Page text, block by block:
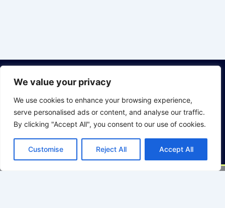
We value your privacy
We use cookies to enhance your browsing experience,
serve personalised ads or content, and analyse our traffic.
By clicking "Accept All", you consent to our use of cookies.
Customise Reject All Accept All
Om Oss
Bedriftsmedlemskap
Vilkår
Kundeservice
Ofte stilte
sporsmäl
Våre trenere LinkedIn
Instagram